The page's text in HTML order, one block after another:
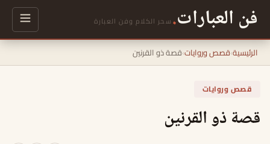
فن العبارات. سحر الكلام وفن العبارة
الرئيسية›قصص وروايات›قصة ذو القرنين
قصص وروايات
قصة ذو القرنين